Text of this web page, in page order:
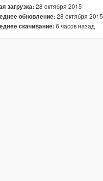
загрузка: 28 октября 2015
обновление: 28 октября 2015
скачивание: 6 часов назад